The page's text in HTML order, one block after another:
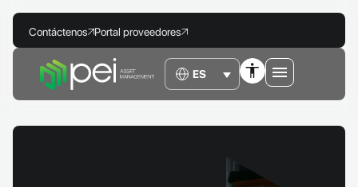
Contáctenos Portal proveedores